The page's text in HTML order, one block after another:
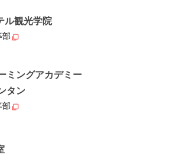
ル観光学院
部
ミングアカデミー
タン
部